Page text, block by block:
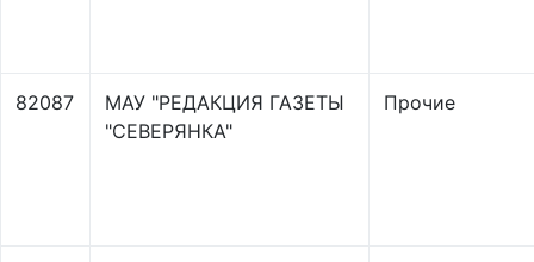
82087
МАУ "РЕДАКЦИЯ ГАЗЕТЫ
"СЕВЕРЯНКА"
Прочие